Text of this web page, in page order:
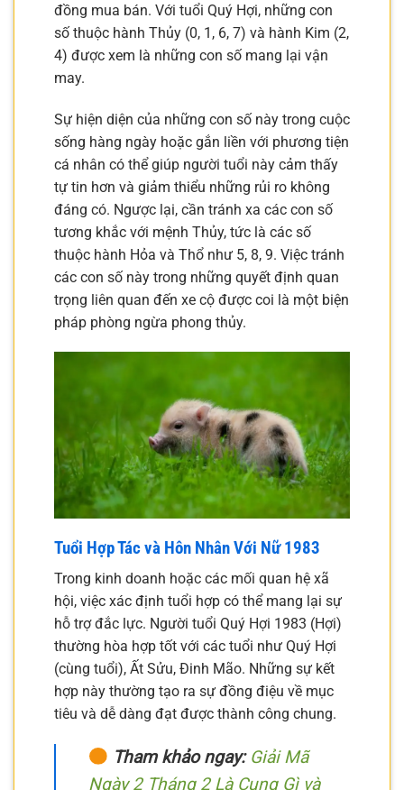
đồng mua bán. Với tuổi Quý Hợi, những con
số thuộc hành Thủy (0, 1, 6, 7) và hành Kim (2,
4) được xem là những con số mang lại vận
may.
Sự hiện diện của những con số này trong cuộc
sống hàng ngày hoặc gắn liền với phương tiện
cá nhân có thể giúp người tuổi này cảm thấy
tự tin hơn và giảm thiểu những rủi ro không
đáng có. Ngược lại, cần tránh xa các con số
tương khắc với mệnh Thủy, tức là các số
thuộc hành Hỏa và Thổ như 5, 8, 9. Việc tránh
các con số này trong những quyết định quan
trọng liên quan đến xe cộ được coi là một biện
pháp phòng ngừa phong thủy.
Tuổi Hợp Tác và Hôn Nhân Với Nữ 1983
Trong kinh doanh hoặc các mối quan hệ xã
hội, việc xác định tuổi hợp có thể mang lại sự
hỗ trợ đắc lực. Người tuổi Quý Hợi 1983 (Hợi)
thường hòa hợp tốt với các tuổi như Quý Hợi
(cùng tuổi), Ất Sửu, Đinh Mão. Những sự kết
hợp này thường tạo ra sự đồng điệu về mục
tiêu và dễ dàng đạt được thành công chung.
Tham khảo ngay: Giải Mã
Ngày 2 Tháng 2 Là Cung Gì và